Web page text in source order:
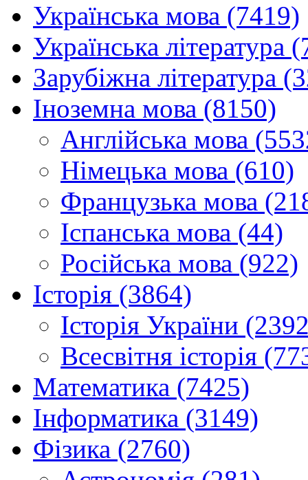
Українська мова (7419)
Українська література
Зарубіжна література
Іноземна мова (8150)
Англійська мова
Німецька мова (610)
Французька мова
Іспанська мова (44)
Російська мова (922)
Історія (3864)
Історія України
Всесвітня історія
Математика (7425)
Інформатика (3149)
Фізика (2760)